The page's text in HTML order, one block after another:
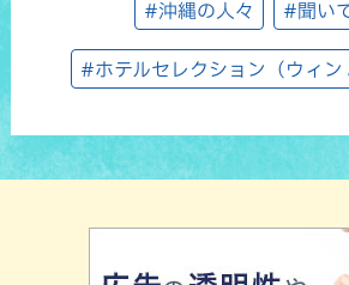
#沖縄の人々 #聞い
#ホテルセレクション（ウィ